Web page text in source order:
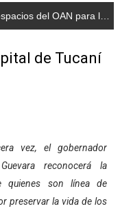
el Complejo
mesa de trabajo con
en plan
transformación del
gaita de tambora
instalación del detector Cherenkov de agua
de Tucaní
vez, el gobernador
reconocerá la
quienes son línea de
preservar la vida de los